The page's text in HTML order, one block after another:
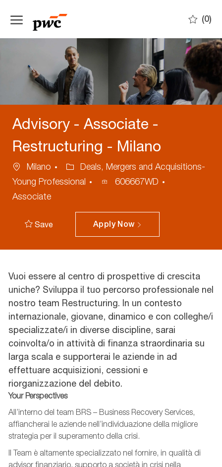
(0)
Advisory - Associate -
Restructuring - Milano
Location
Milano Category
Deals, Mergers and Acquisitions-
Young Professional
Process
606667WD
Associate
Save Apply Now
Vuoi essere al centro di prospettive di crescita
uniche? Sviluppa il tuo percorso professionale nel
nostro team Restructuring. In un contesto
internazionale, giovane, dinamico e con colleghe/i
specializzate/i in diverse discipline, sarai
coinvolta/o in attività di finanza straordinaria su
larga scala e supporterai le aziende in ad
effettuare acquisizioni, cessioni e
riorganizzazione del debito.
Your Perspectives
All’interno del team BRS– Business Recovery Services,
affiancherai le aziende nell’individuazione della migliore
strategia per il superamento della crisi.
Il Team è altamente specializzato nel fornire, in qualità di
advisor finanziario, supporto a società in crisi nella